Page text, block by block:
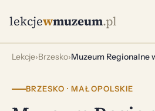
lekcjewmuzeum.pl
Lekcje›Brzesko›Muzeum Regionalne
BRZESKO · MAŁOPOLSKIE